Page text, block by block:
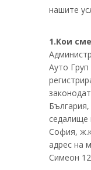
нашите
1.Кои
Ауто
седалище
София,
адрес на
Симеон